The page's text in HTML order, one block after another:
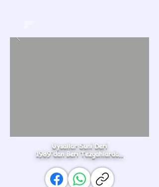
Uysallar Suni Deri
1989'dan Beri Tezgahlarda...